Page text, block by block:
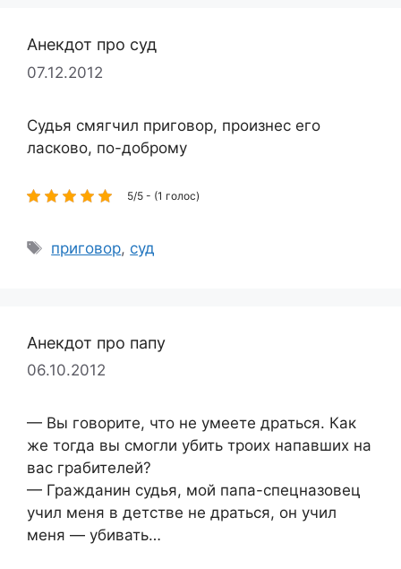
Анекдот про суд
07.12.2012
Судья смягчил приговор, произнес его
ласково, по-доброму
5/5 - (1 голос)
Метки
приговор, суд
Анекдот про папу
06.10.2012
— Вы говорите, что не умеете драться. Как
же тогда вы смогли убить троих напавших на
вас грабителей?
— Гражданин судья, мой папа-спецназовец
учил меня в детстве не драться, он учил
меня — убивать…